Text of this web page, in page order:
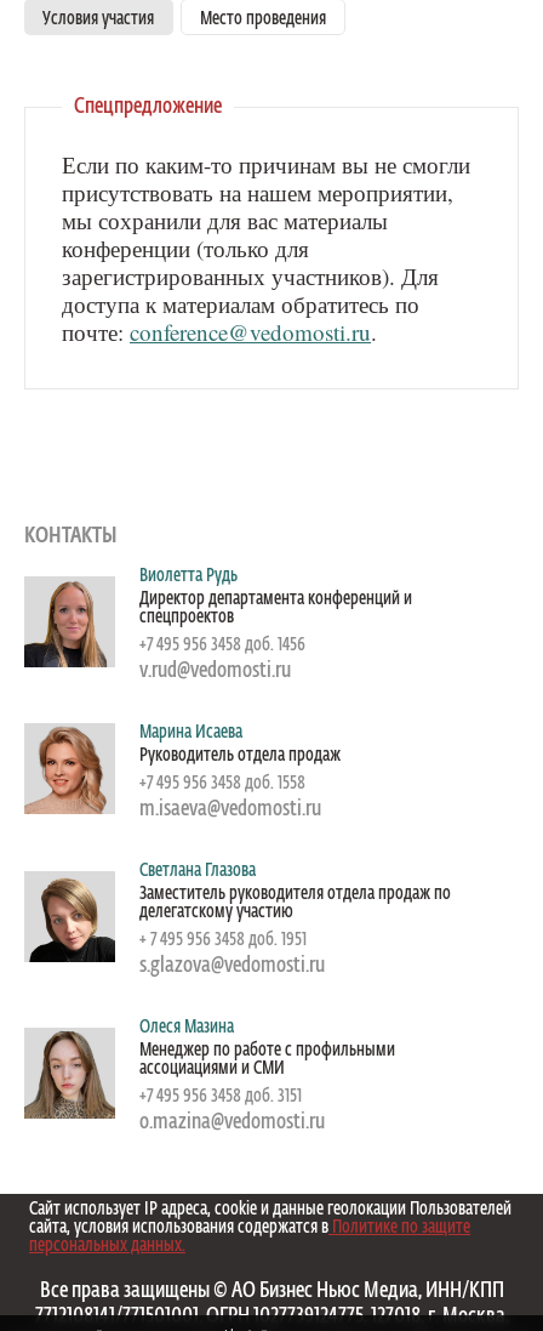
Условия участия Место проведения
Спецпредложение
Если по каким-то причинам вы не смогли
присутствовать на нашем мероприятии,
мы сохранили для вас материалы
конференции (только для
зарегистрированных участников). Для
доступа к материалам обратитесь по
почте: conference@vedomosti.ru.
КОНТАКТЫ
Виолетта Рудь
Директор департамента конференций и
спецпроектов
+7 495 956 3458 доб. 1456
v.rud@vedomosti.ru
Марина Исаева
Руководитель отдела продаж
+7 495 956 3458 доб. 1558
m.isaeva@vedomosti.ru
Светлана Глазова
Заместитель руководителя отдела продаж по
делегатскому участию
+ 7 495 956 3458 доб. 1951
s.glazova@vedomosti.ru
Олеся Мазина
Менеджер по работе с профильными
ассоциациями и СМИ
+7 495 956 3458 доб. 3151
o.mazina@vedomosti.ru
Сайт использует IP адреса, cookie и данные геолокации Пользователей
сайта, условия использования содержатся в Политике по защите
персональных данных.
Все права защищены © АО Бизнес Ньюс Медиа, ИНН/КПП
7712108141/771501001, ОГРН 1027739124775, 127018, г. Москва,